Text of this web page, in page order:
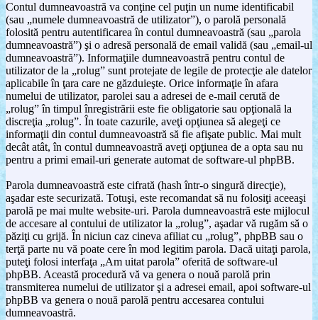
Contul dumneavoastră va conţine cel puţin un nume identificabil
(sau „numele dumneavoastră de utilizator”), o parolă personală
folosită pentru autentificarea în contul dumneavoastră (sau „parola
dumneavoastră”) şi o adresă personală de email validă (sau „email-ul
dumneavoastră”). Informaţiile dumneavoastră pentru contul de
utilizator de la „rolug” sunt protejate de legile de protecţie ale datelor
aplicabile în ţara care ne găzduieşte. Orice informaţie în afara
numelui de utilizator, parolei sau a adresei de e-mail cerută de
„rolug” în timpul înregistrării este fie obligatorie sau opţională la
discreţia „rolug”. În toate cazurile, aveţi opţiunea să alegeţi ce
informaţii din contul dumneavoastră să fie afişate public. Mai mult
decât atât, în contul dumneavoastră aveţi opţiunea de a opta sau nu
pentru a primi email-uri generate automat de software-ul phpBB.
Parola dumneavoastră este cifrată (hash într-o singură direcţie),
aşadar este securizată. Totuşi, este recomandat să nu folosiţi aceeaşi
parolă pe mai multe website-uri. Parola dumneavoastră este mijlocul
de accesare al contului de utilizator la „rolug”, aşadar vă rugăm să o
păziţi cu grijă. În niciun caz cineva afiliat cu „rolug”, phpBB sau o
terţă parte nu vă poate cere în mod legitim parola. Dacă uitaţi parola,
puteţi folosi interfaţa „Am uitat parola” oferită de software-ul
phpBB. Această procedură vă va genera o nouă parolă prin
transmiterea numelui de utilizator şi a adresei email, apoi software-ul
phpBB va genera o nouă parolă pentru accesarea contului
dumneavoastră.